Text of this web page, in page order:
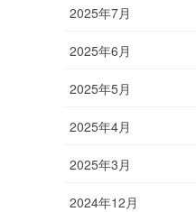
2025年7月
2025年6月
2025年5月
2025年4月
2025年3月
2024年12月